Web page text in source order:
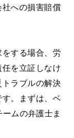
への損害賠償
する場合、労
を立証しなけ
ラブルの解決
。まずは、ベ
ムの弁護士ま